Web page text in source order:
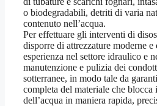
o biodegradabili, detriti di varia
contenuto nell’acqua.
Per effettuare gli interventi di
disporre di attrezzature moderne
esperienza nel settore idraulico e
manutenzione e pulizia dei
sotterranee, in modo tale da
completa del materiale che blocca
dell’acqua in maniera rapida,